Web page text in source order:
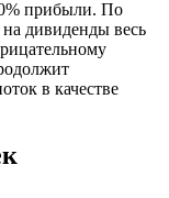
прибыли. По
дивиденды весь
в качестве